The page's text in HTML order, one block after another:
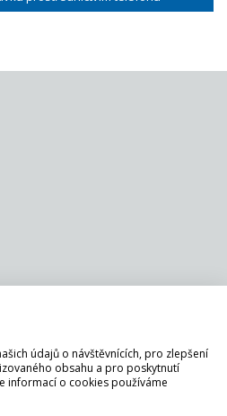
údajů o návštěvnících, pro zlepšení
obsahu a pro poskytnutí
informací o cookies používáme